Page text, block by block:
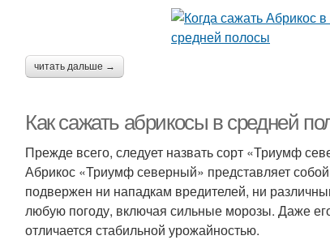
читать дальше →
Как сажать абрикосы в средней
Прежде всего, следует назвать сорт «Триумф
Абрикос «Триумф северный» представляет
подвержен ни нападкам вредителей, ни
любую погоду, включая сильные морозы. Даже
отличается стабильной урожайностью.